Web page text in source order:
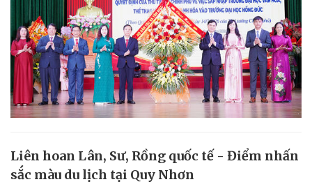
Liên hoan Lân, Sư, Rồng quốc tế - Điểm nhấn
sắc màu du lịch tại Quy Nhơn